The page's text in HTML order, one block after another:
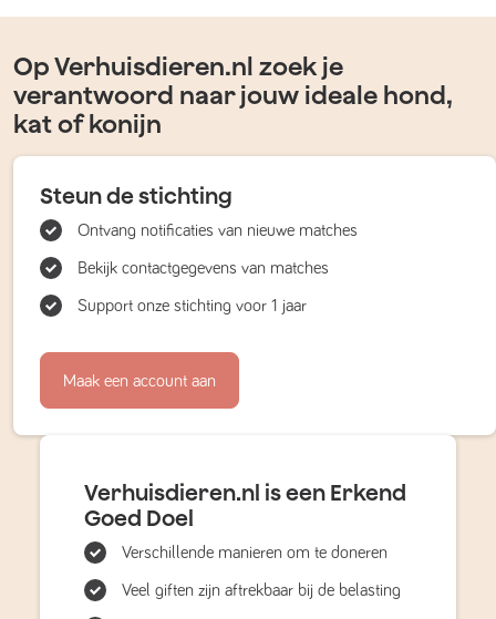
Op Verhuisdieren.nl zoek je
verantwoord naar jouw ideale hond,
kat of konijn
Steun de stichting
Ontvang notificaties van nieuwe matches
Bekijk contactgegevens van matches
Support onze stichting voor 1 jaar
Maak een account aan
Verhuisdieren.nl is een Erkend
Goed Doel
Verschillende manieren om te doneren
Veel giften zijn aftrekbaar bij de belasting